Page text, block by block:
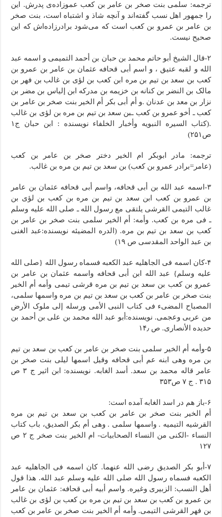
ترجمه: سلمی بنت صخر بن عامر بن کعب عموزاده‌ی پدرش. این
را جمهور اهل نسب گفته‌اند و آنچه شاذ و اشتباه است، بنت صخر
بن عامر بن عمرو بن کعب است که می‌شود برادرزاده‌اش که این
صحیح نیست.
۲-قال الشیخ أبو حاتم محمد بن حبان بن أحمد التمیمی و اسمه عبد
الله و لقبه عتیق ، و اسم أبی قحافه عثمان بن عامر بن عمرو بن
کعب بن سعد بن تیم بن مره ابن کعب بن لؤی بن غالب بن فهر بن
مالک بن النضر بن کنانه بن خزیمه بن مدرکه ابن إلیاس بن مضر بن
نزار بن معد بن عدنان .و أم أبی بکر أم الخیر بنت صخر بن عامر بن
کعب ـ أخو عمرو بن کعب ـبن سعد بن تیم بن مره بن لؤی بن غالب
.(کتاب السیره النبویه وأخبار الخلفاء نویسنده : ابن حبان ج۱
ص۲۵۱)
ترجمه: مادر ابوبکر ام الخیر دختر صخر بن عامر بن کعب
(عامر=برادر عمرو بن کعب) بن سعد بن تیم بن مره بن غالب.
۳-اسمه عبد الله بن أبی قحافه، واسم أبی قحافه عثمان بن عامر
بن عمرو بن کعب ابن سعد بن تیم بن مره بن کعب بن لؤی بن
غالب التیمی القرشی یلتقی مع رسول الله ـ صلى الله علیه وسلم
ـ فی مره بن کعب. وأمه: أم الخیر سلمى بنت صخر بن عامر بن
کعب بن سعد بن تیم بن مره. (الدره المضیئه نویسنده:عبد الغنی
بن عبد الواحد المقدسی ص ۱۹)
۴-کان اسمه فی الجاهلیه عبد الکعبه فسماه رسول الله {صلى الله
علیه وسلم} عبد الله ابن أبی قحافه واسمه عثمان بن عامر بن
عمرو بن کعب بن سعد بن تیم بن مره قرشی تیمی وأمه أم الخیر
بنت صخر بن عامر بن کعب بن سعد بن تیم بن مره واسمها سلمى،
المصباح المضیء فی کتاب النبی الأمی ورسله إلى ملوک الأرض
من عربی وعجمی. نویسنده:أبو عبد الله محمد بن علی بن أحمد بن
حدیده الأنصاری. ص ۱۴٫
۵-وأمه أم الخیر سلمى بنت صخر بن عامر بن کعب بن سعد بن تیم
بن مره وهی ابنه عم أبی قحافه وقیل اسمها لیلى بنت صخر بن
عامر قاله محمد بن سعد. أسد الغابه. نویسنده: ابن اثیر ج ۳ ص
۳۱۵ . ج ۷ ص۳۵۳
۶-باز هم در اسد الغابه آمده است:
أم الخیر بنت صخر بن عامر بن کعب بن سعد بن تیم بن مره
القرشیه التیمیه . واسمها سلمى . وهی أم بکر الصدیق، باب کتاب
النساء -الکنی من النساء الصحابیات- ام الخیر بنت صخر ج ۲ ص
۱۲۷
۷-أبو بکر الصدیق رضی الله عنهما. کان اسمه فی الجاهلیه عبد
الکعبه فسماه رسول الله صلى الله علیه وسلم عبد الله. هذا قول
أهل النسب: الزبیری وغیره. واسم أبیه أبی قحافه: عثمان بن عامر
بن عمرو بن کعب بن سعد بن تیم بن مره بن کعب بن لؤی بن غالب
بن فهر القرشی التیمی. وأمه أم الخیر بنت صخر بن عامر بن کعب